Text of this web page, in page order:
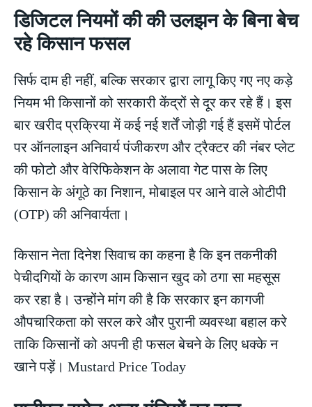
डिजिटल नियमों की की उलझन के बिना बेच
रहे किसान फसल
सिर्फ दाम ही नहीं, बल्कि सरकार द्वारा लागू किए गए नए कड़े
नियम भी किसानों को सरकारी केंद्रों से दूर कर रहे हैं। इस
बार खरीद प्रक्रिया में कई नई शर्तें जोड़ी गई हैं इसमें पोर्टल
पर ऑनलाइन अनिवार्य पंजीकरण और ट्रैक्टर की नंबर प्लेट
की फोटो और वेरिफिकेशन के अलावा गेट पास के लिए
किसान के अंगूठे का निशान, मोबाइल पर आने वाले ओटीपी
(OTP) की अनिवार्यता।
किसान नेता दिनेश सिवाच का कहना है कि इन तकनीकी
पेचीदगियों के कारण आम किसान खुद को ठगा सा महसूस
कर रहा है। उन्होंने मांग की है कि सरकार इन कागजी
औपचारिकता को सरल करे और पुरानी व्यवस्था बहाल करे
ताकि किसानों को अपनी ही फसल बेचने के लिए धक्के न
खाने पड़ें। Mustard Price Today